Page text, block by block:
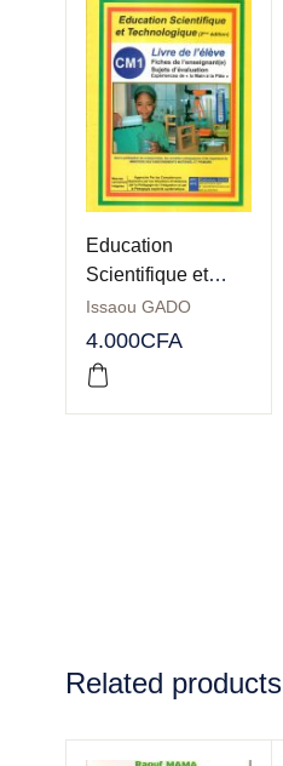
Education
Scientifique et
Technologie CM1:
Collection GADO
Issaou GADO
4.000CFA
Related products